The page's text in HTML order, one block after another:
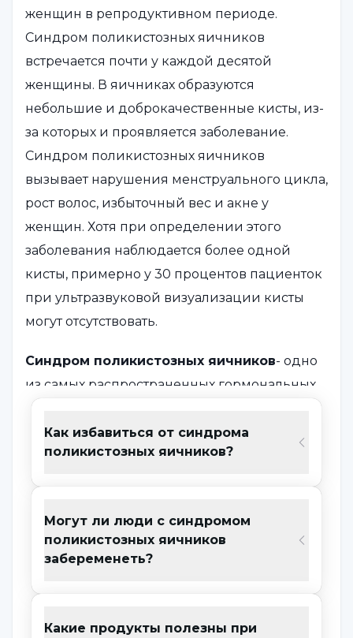
женщин в репродуктивном периоде.
Синдром поликистозных яичников
встречается почти у каждой десятой
женщины. В яичниках образуются
небольшие и доброкачественные кисты, из-
за которых и проявляется заболевание.
Синдром поликистозных яичников
вызывает нарушения менструального цикла,
рост волос, избыточный вес и акне у
женщин. Хотя при определении этого
заболевания наблюдается более одной
кисты, примерно у 30 процентов пациенток
при ультразвуковой визуализации кисты
могут отсутствовать.
Синдром поликистозных яичников- одно
из самых распространенных гормональных
нарушений у женщин.
поликистозных яичниковпроявляется
нерегулярными менструациями, такими как
отсутствие менструаций или менструации
времени. Приполикистозе яичников
коже появляются некоторые симптомы,
андрогенных
симптомам относятся акне, жирность кожи,
Как избавиться от синдрома
поликистозных яичников?
Могут ли люди с синдромом
поликистозных яичников
забеременеть?
Какие продукты полезны при